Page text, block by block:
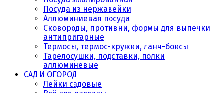
Посуда из нержавейки
Аллюминиевая посуда
Сковороды, противни, формы для выпечки
антипригарные
Термосы, термос-кружки, ланч-боксы
Тарелосушки, подставки, полки
аллюминевые
САД И ОГОРОД
Лейки садовые